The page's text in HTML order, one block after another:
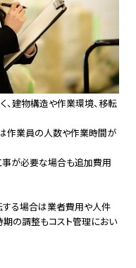
建物構造や作業環境、移転
作業員の人数や作業時間が
事が必要な場合も追加費用
する場合は業者費用や人件
の調整もコスト管理におい